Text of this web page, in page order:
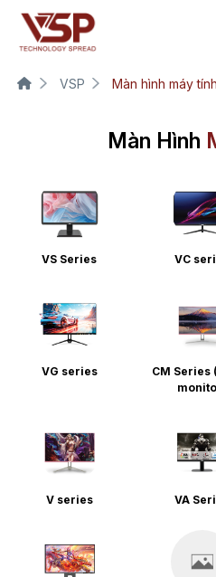
VSP Màn hình máy tính
Màn Hình
VS Series VC
VG series
CM Series
V series VA